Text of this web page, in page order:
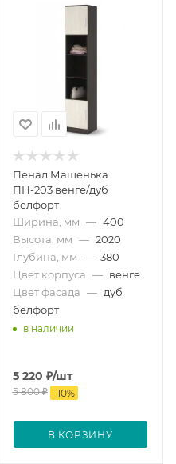
Пенал Машенька
ПН-203 венге/дуб
белфорт
Ширина, мм — 400
Высота, мм — 2020
Глубина, мм — 380
Цвет корпуса — венге
Цвет фасада — дуб
белфорт
в наличии
5 220 ₽/шт
5 800₽ -10%
В КОРЗИНУ